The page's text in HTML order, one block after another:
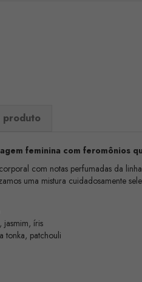
produto
feminina com feromônios
com notas perfumadas da
uma mistura cuidadosamente
íris
tonka, patchouli